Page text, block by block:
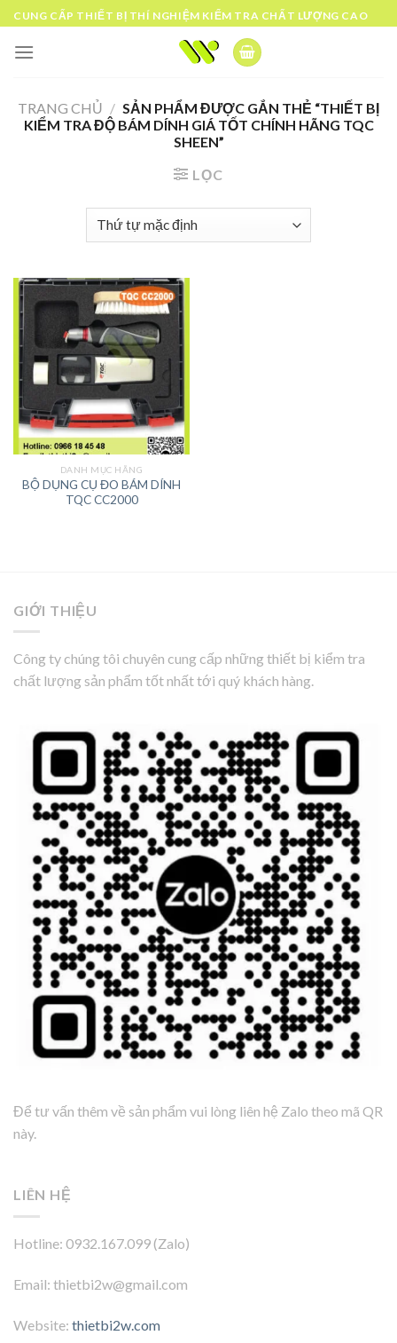
Skip
to
content
CUNG CẤP THIẾT BỊ THÍ NGHIỆM KIỂM TRA CHẤT LƯỢNG CAO
TRANG CHỦ / SẢN PHẨM ĐƯỢC GẮN THẺ “THIẾT BỊ
KIỂM TRA ĐỘ BÁM DÍNH GIÁ TỐT CHÍNH HÃNG TQC
SHEEN”
LỌC
DANH MỤC HÃNG
BỘ DỤNG CỤ ĐO BÁM DÍNH
TQC CC2000
GIỚI THIỆU
Công ty chúng tôi chuyên cung cấp những thiết bị kiểm tra
chất lượng sản phẩm tốt nhất tới quý khách hàng.
Để tư vấn thêm về sản phẩm vui lòng liên hệ Zalo theo mã QR
này.
LIÊN HỆ
Hotline: 0932.167.099 (Zalo)
Email: thietbi2w@gmail.com
Website: thietbi2w.com